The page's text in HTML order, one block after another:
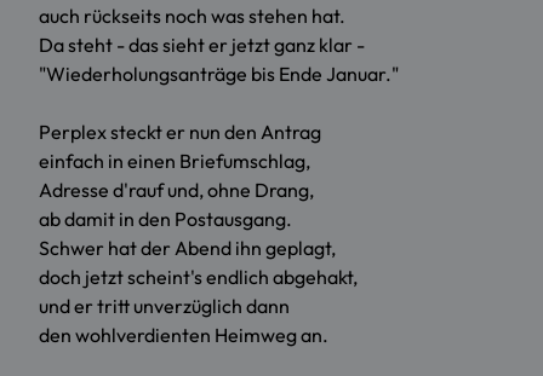
auch rückseits noch was stehen hat.
Da steht - das sieht er jetzt ganz klar -
"Wiederholungsanträge bis Ende Januar."
Perplex steckt er nun den Antrag
einfach in einen Briefumschlag,
Adresse d'rauf und, ohne Drang,
ab damit in den Postausgang.
Schwer hat der Abend ihn geplagt,
doch jetzt scheint's endlich abgehakt,
und er tritt unverzüglich dann
den wohlverdienten Heimweg an.